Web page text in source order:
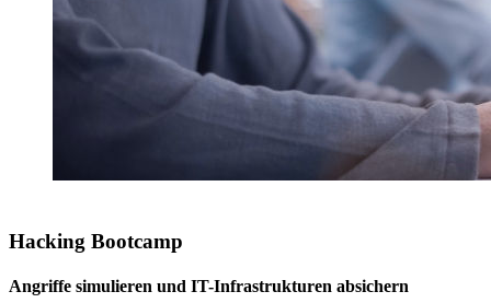
Hacking Bootcamp
Angriffe simulieren und IT-Infrastrukturen absichern